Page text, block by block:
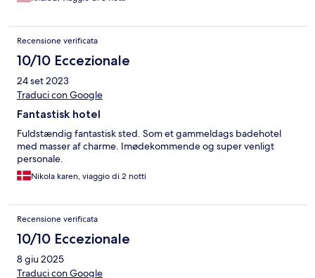
Recensione verificata
10/10 Eccezionale
24 set 2023
Traduci con Google
Fantastisk hotel
Fuldstændig fantastisk sted. Som et gammeldags badehotel
med masser af charme. Imødekommende og super venligt
personale.
Nikola karen, viaggio di 2 notti
Recensione verificata
10/10 Eccezionale
8 giu 2025
Traduci con Google